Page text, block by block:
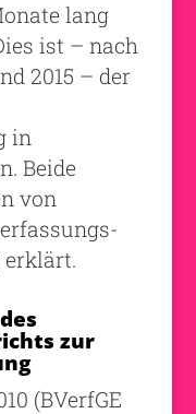
lang
ist – nach
2015 – der
in
Beide
von
zur
(BVerfGE